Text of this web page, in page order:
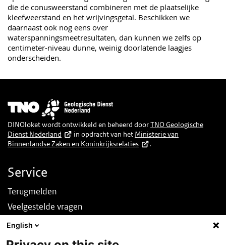
die de conusweerstand combineren met de plaatselijke
kleefweerstand en het wrijvingsgetal. Beschikken we
daarnaast ook nog eens over
waterspanningsmeetresultaten, dan kunnen we zelfs op
centimeter-niveau dunne, weinig doorlatende laagjes
onderscheiden.
Afbeelding
DINOloket wordt ontwikkeld en beheerd doorTNO Geologische
Dienst Nederland
in opdracht van het Ministerie van
Binnenlandse Zaken en Koninkrijksrelaties
.
Service
Terugmelden
Veelgestelde vragen
Nieuws
English
English